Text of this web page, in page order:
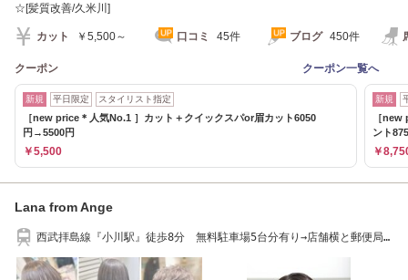
☆[髪質改善/久米川]
カット ￥5,500～ 口コミ 45件 ブログ 450件
クーポン クーポン一覧へ
新規 平日限定 スタイリスト指定
［new price＊人気No.1 ］カット＋クイックスパor眉カット6050
円→5500円
￥5,500
新規
［
ント
￥
Lana from Ange
西武拝島線『小川駅』徒歩8分 無料駐車場5台分有り→店舗横と郵便局